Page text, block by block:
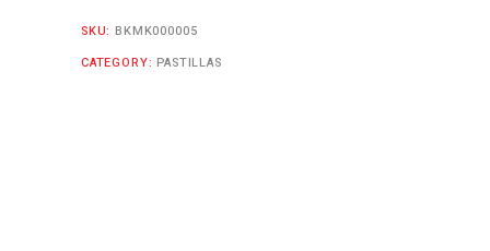
SKU: BKMK000005
CATEGORY: PASTILLAS